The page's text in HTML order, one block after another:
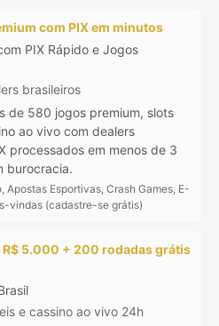
com PIX em minutos
PIX Rápido e Jogos
brasileiros
de 580 jogos premium, slots
ao vivo com dealers
processados em menos de 3
burocracia.
Apostas Esportivas, Crash Games, E-
vindas (cadastre-se grátis)
R$ 5.000 + 200 rodadas grátis
e cassino ao vivo 24h